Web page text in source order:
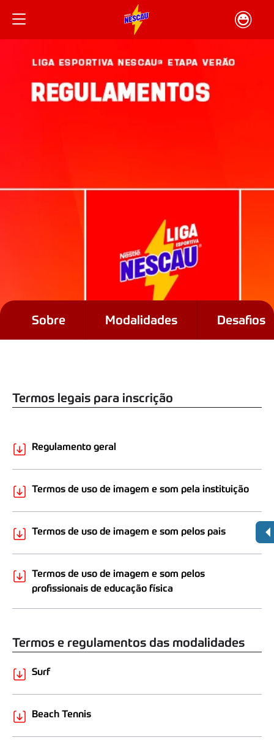
Sobre Modalidades Desafios
Regulamentos
Termos legais para inscrição
Regulamento geral
Termos de uso de imagem e som pela instituição
Termos de uso de imagem e som pelos pais
Termos de uso de imagem e som pelos
profissionais de educação física
Termos e regulamentos das modalidades
Surf
Beach Tennis